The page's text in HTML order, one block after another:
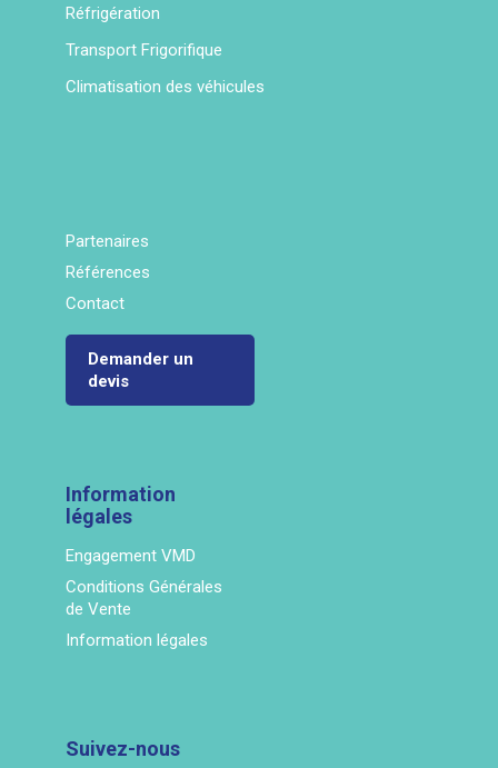
Réfrigération
Transport Frigorifique
Climatisation des véhicules
Partenaires
Références
Contact
Demander un
devis
Information
légales
Engagement VMD
Conditions Générales
de Vente
Information légales
Suivez-nous